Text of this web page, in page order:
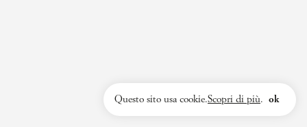
Questo sito usa cookie.Scopri di più. ok